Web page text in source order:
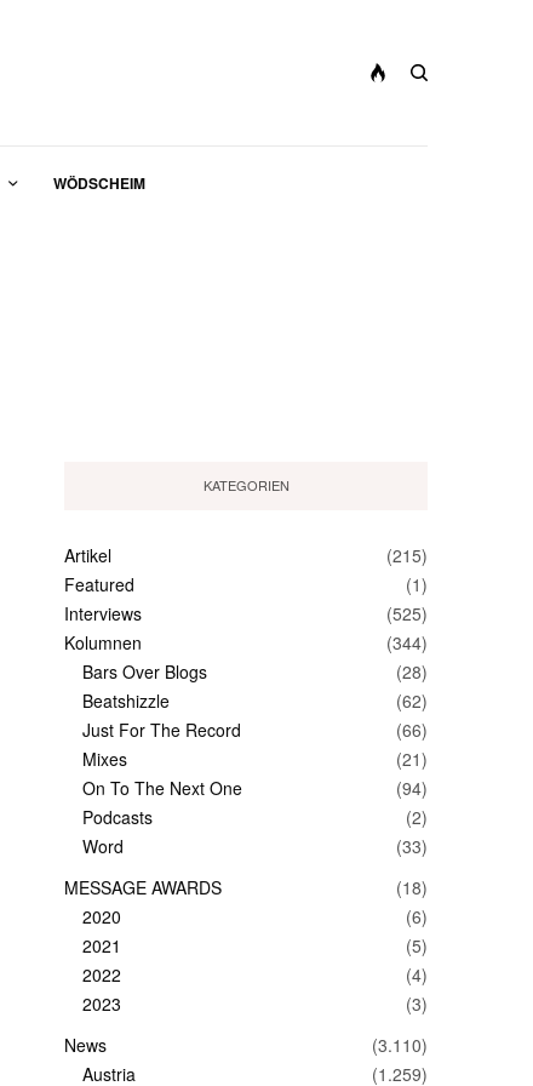
WÖDSCHEIM
KATEGORIEN
Artikel
(215)
Featured
(1)
Interviews
(525)
Kolumnen
(344)
Bars Over Blogs
(28)
Beatshizzle
(62)
Just For The Record
(66)
Mixes
(21)
On To The Next One
(94)
Podcasts
(2)
Word
(33)
MESSAGE AWARDS
(18)
2020
(6)
2021
(5)
2022
(4)
2023
(3)
News
(3.110)
Austria
(1.259)